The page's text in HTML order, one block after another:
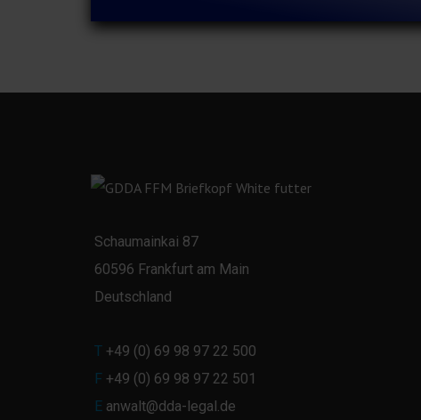
Schaumainkai 87
60596 Frankfurt am Main
Deutschland
T +49 (0) 69 98 97 22 500
F +49 (0) 69 98 97 22 501
E anwalt@dda-legal.de